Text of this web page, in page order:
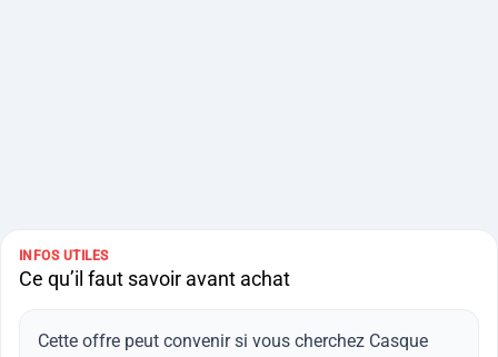
INFOS UTILES
Ce qu’il faut savoir avant achat
Cette offre peut convenir si vous cherchez Casque